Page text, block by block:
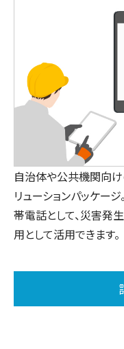
自治体や公共機関向
リューションパッケー
帯電話として、災害発
用として活用できます。